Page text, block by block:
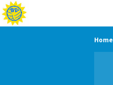
Home